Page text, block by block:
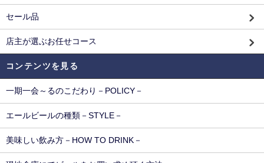
セール品
店主が選ぶお任せコース
コンテンツを見る
一期一会～るのこだわり－POLICY－
エールビールの種類－STYLE－
美味しい飲み方－HOW TO DRINK－